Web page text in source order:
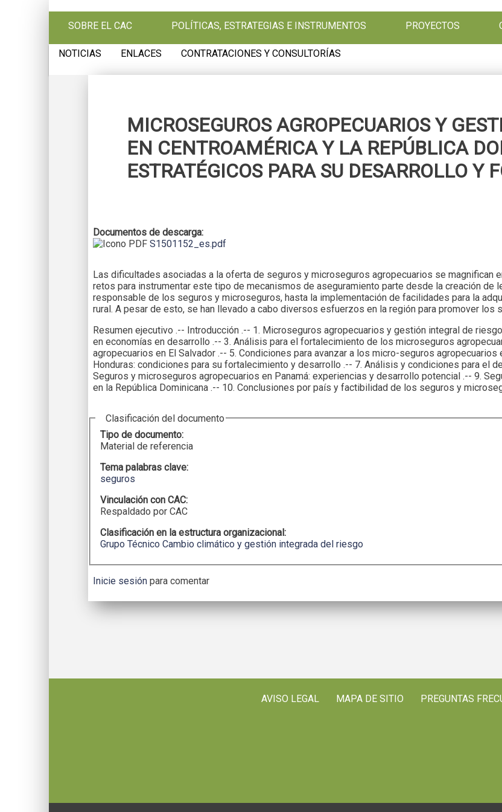
SOBRE EL CAC
POLÍTICAS, ESTRATEGIAS E INSTRUMENTOS PROYECTOS
NOTICIAS ENLACES CONTRATACIONES Y CONSULTORÍAS
MICROSEGUROS AGROPECUARIOS Y
EN CENTROAMÉRICA Y LA REPÚBLICA
ESTRATÉGICOS PARA SU DESARROLLO Y
Documentos de descarga:
S1501152_es.pdf
Las dificultades asociadas a la oferta de seguros y microseguros agropecuarios se magnifican
retos para instrumentar este tipo de mecanismos de aseguramiento parte desde la creación
responsable de los seguros y microseguros, hasta la implementación de facilidades para la
rural. A pesar de esto, se han llevado a cabo diversos esfuerzos en la región para promover
Resumen ejecutivo .-- Introducción .-- 1. Microseguros agropecuarios y gestión integral de
en economías en desarrollo .-- 3. Análisis para el fortalecimiento de los microseguros
agropecuarios en El Salvador .-- 5. Condiciones para avanzar a los micro-seguros
Honduras: condiciones para su fortalecimiento y desarrollo .-- 7. Análisis y condiciones para el
Seguros y microseguros agropecuarios en Panamá: experiencias y desarrollo potencial .-- 9.
en la República Dominicana .-- 10. Conclusiones por país y factibilidad de los seguros y
Clasificación del documento
Tipo de documento:
Material de referencia
Tema palabras clave:
seguros
Vinculación con CAC:
Respaldado por CAC
Clasificación en la estructura organizacional:
Grupo Técnico Cambio climático y gestión integrada del riesgo
Inicie sesión para comentar
AVISO LEGAL MAPA DE SITIO PREGUNTAS